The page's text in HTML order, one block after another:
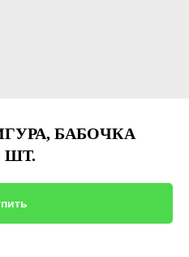
БАБОЧКА
ШТ.